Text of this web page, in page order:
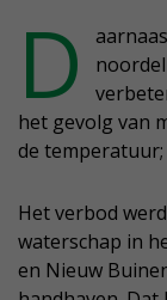
D
het gevolg van
de temperatuur;
Het verbod
waterschap in
en Nieuw